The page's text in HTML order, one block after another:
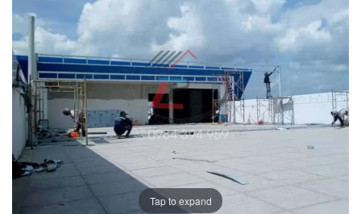
Tap to expand
Tap to expand
Tap to expand
Tap to expand
Tap to expand